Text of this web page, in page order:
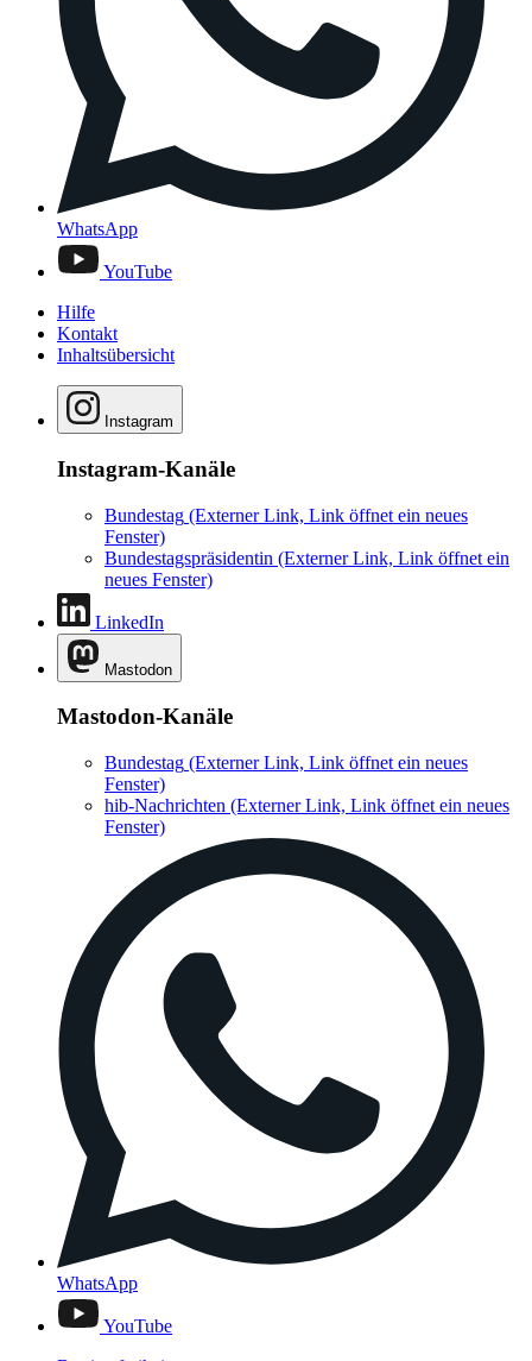
WhatsApp
YouTube
Hilfe
Kontakt
Inhaltsübersicht
Instagram
Instagram-Kanäle
Bundestag (Externer Link, Link öffnet ein neues
Fenster)
Bundestagspräsidentin (Externer Link, Link öffnet ein
neues Fenster)
LinkedIn
Mastodon
Mastodon-Kanäle
Bundestag (Externer Link, Link öffnet ein neues
Fenster)
hib-Nachrichten (Externer Link, Link öffnet ein neues
Fenster)
WhatsApp
YouTube